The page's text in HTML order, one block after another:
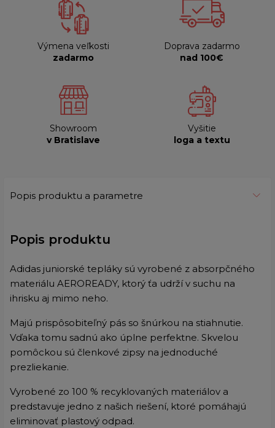
Výmena veľkosti
zadarmo
Doprava zadarmo
nad 100€
Showroom
v Bratislave
Vyšitie
loga a textu
Popis produktu a parametre
Popis produktu
Adidas juniorské tepláky sú vyrobené z absorpčného
materiálu AEROREADY, ktorý ťa udrží v suchu na
ihrisku aj mimo neho.
Majú prispôsobiteľný pás so šnúrkou na stiahnutie.
Vďaka tomu sadnú ako úplne perfektne. Skvelou
pomôckou sú členkové zipsy na jednoduché
prezliekanie.
Vyrobené zo 100 % recyklovaných materiálov a
predstavuje jedno z našich riešení, ktoré pomáhajú
eliminovať plastový odpad.